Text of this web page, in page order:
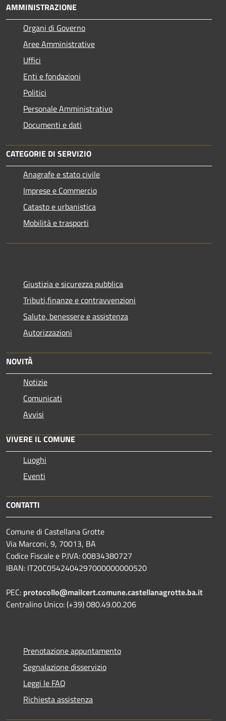
AMMINISTRAZIONE
Organi di Governo
Aree Amministrative
Uffici
Enti e fondazioni
Politici
Personale Amministrativo
Documenti e dati
CATEGORIE DI SERVIZIO
Anagrafe e stato civile
Imprese e Commercio
Catasto e urbanistica
Mobilità e trasporti
Giustizia e sicurezza pubblica
Tributi,finanze e contravvenzioni
Salute, benessere e assistenza
Autorizzazioni
NOVITÀ
Notizie
Comunicati
Avvisi
VIVERE IL COMUNE
Luoghi
Eventi
CONTATTI
Comune di Castellana Grotte
Via Marconi, 9, 70013, BA
Codice Fiscale e P.IVA: 00834380727
IBAN: IT20C0542404297000000000520
PEC: protocollo@mailcert.comune.castellanagrotte.ba.it
Centralino Unico: (+39) 080.49.00.206
Prenotazione appuntamento
Segnalazione disservizio
Leggi le FAQ
Richiesta assistenza